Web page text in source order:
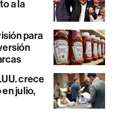
a la
para
crece
julio,